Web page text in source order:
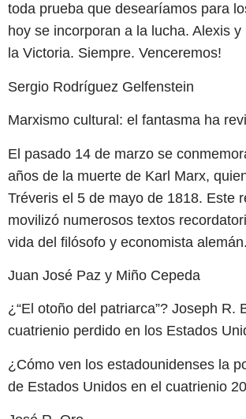
toda prueba que desearíamos para
hoy se incorporan a la lucha. Alexis y
la Victoria. Siempre. Venceremos!
Sergio Rodríguez Gelfenstein
Marxismo cultural: el fantasma ha
El pasado 14 de marzo se
años de la muerte de Karl Marx,
Tréveris el 5 de mayo de 1818. Este
movilizó numerosos textos
vida del filósofo y economista alemán.
Juan José Paz y Miño Cepeda
¿“El otoño del patriarca”? Joseph R.
cuatrienio perdido en los Estados
¿Cómo ven los estadounidenses la
de Estados Unidos en el cuatrienio